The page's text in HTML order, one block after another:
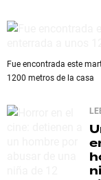
Fue encontrada este
1200 metros de la casa